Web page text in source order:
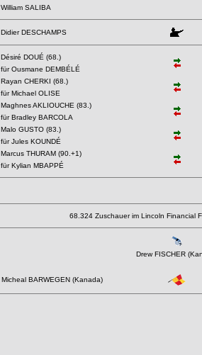
William SALIBA
Didier DESCHAMPS
Désiré DOUÉ (68.)
für Ousmane DEMBÉLÉ
Rayan CHERKI (68.)
für Michael OLISE
Maghnes AKLIOUCHE (83.)
für Bradley BARCOLA
Malo GUSTO (83.)
für Jules KOUNDÉ
Marcus THURAM (90.+1)
für Kylian MBAPPÉ
68.324 Zuschauer im Lincoln Financial
Drew FISCHER
Micheal BARWEGEN (Kanada)